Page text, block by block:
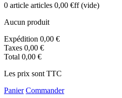
0 article articles 0,00 €ff (vide)
Aucun produit
Expédition 0,00 €
Taxes 0,00 €
Total 0,00 €
Les prix sont TTC
Panier Commander